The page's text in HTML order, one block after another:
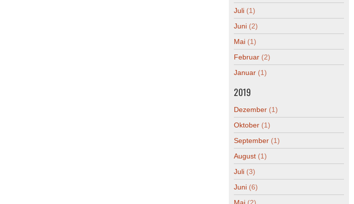
Juli (1)
Juni (2)
Mai (1)
Februar (2)
Januar (1)
2019
Dezember (1)
Oktober (1)
September (1)
August (1)
Juli (3)
Juni (6)